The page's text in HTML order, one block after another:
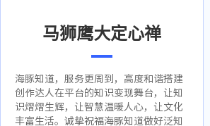
马狮鹰大定心禅
海豚知道，服务更周到，高度和谐搭建
创作达人在平台的知识变现舞台，让知
识熠熠生辉，让智慧温暖人心，让文化
丰富生活。诚挚祝福海豚知道做好泛知